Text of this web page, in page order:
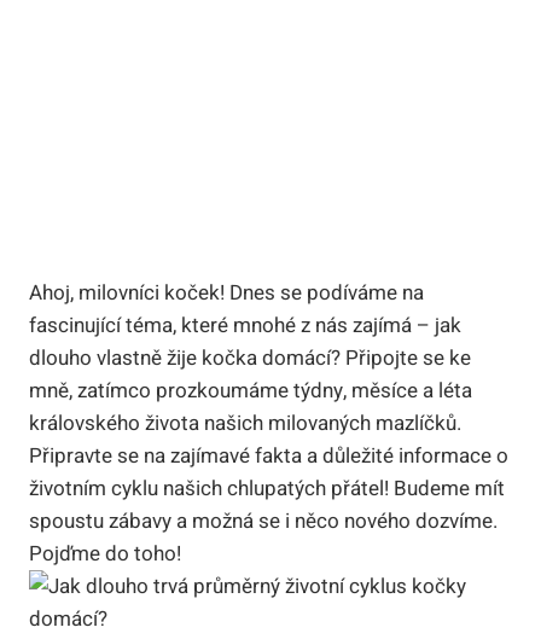
Ahoj, milovníci koček! Dnes se podíváme na
fascinující téma, které mnohé z nás zajímá – jak
dlouho vlastně žije kočka domácí? Připojte se ke
mně, zatímco prozkoumáme týdny, měsíce a léta
královského života našich milovaných mazlíčků.
Připravte se na zajímavé fakta a důležité informace o
životním cyklu našich chlupatých přátel! Budeme mít
spoustu zábavy a možná se i něco nového dozvíme.
Pojďme do toho!